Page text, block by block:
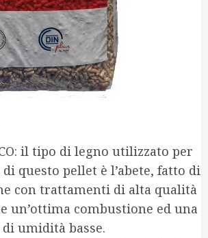
il tipo di legno utilizzato per
questo pellet è l’abete, fatto di
con trattamenti di alta qualità
un’ottima combustione ed una
umidità basse.